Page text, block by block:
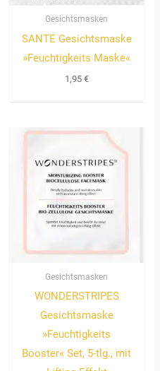
Gesichtsmasken
SANTE Gesichtsmaske
»Feuchtigkeits Maske«
1,95 €
Gesichtsmasken
WONDERSTRIPES
Gesichtsmaske
»Feuchtigkeits
Booster« Set, 5-tlg., mit